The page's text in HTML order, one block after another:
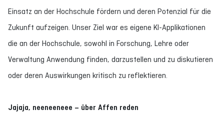
Einsatz an der Hochschule fördern und deren Potenzial für die
Zukunft aufzeigen. Unser Ziel war es eigene KI-Applikationen
die an der Hochschule, sowohl in Forschung, Lehre oder
Verwaltung Anwendung finden, darzustellen und zu diskutieren
oder deren Auswirkungen kritisch zu reflektieren.
Jajaja, neeneeneee – über Affen reden